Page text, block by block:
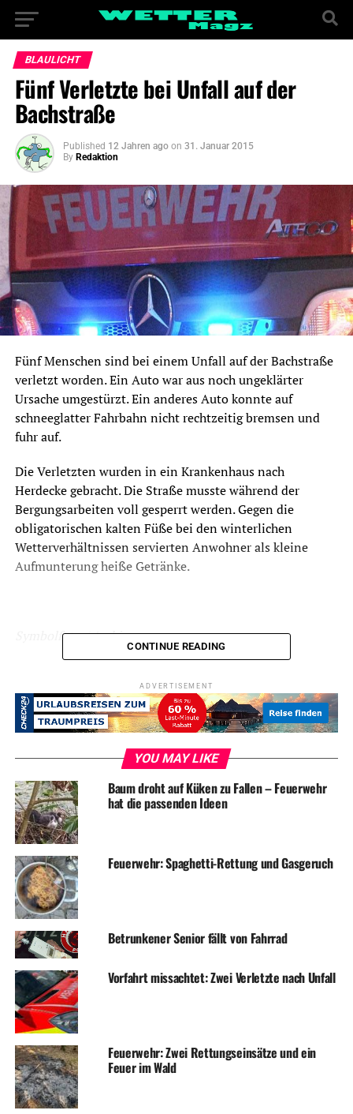
BLAULICHT
Fünf Verletzte bei Unfall auf der
Bachstraße
Published 12 Jahren ago on 31. Januar 2015
By Redaktion
Fünf Menschen sind bei einem Unfall auf der Bachstraße
verletzt worden. Ein Auto war aus noch ungeklärter
Ursache umgestürzt. Ein anderes Auto konnte auf
schneeglatter Fahrbahn nicht rechtzeitig bremsen und
fuhr auf.
Die Verletzten wurden in ein Krankenhaus nach
Herdecke gebracht. Die Straße musste während der
Bergungsarbeiten voll gesperrt werden. Gegen die
obligatorischen kalten Füße bei den winterlichen
Wetterverhältnissen servierten Anwohner als kleine
Aufmunterung heiße Getränke.
Symbolfoto / Archiv
ADVERTISEMENT
Störung bei Unitymedia legt Internet und Telefon lahm
DON'T MISS
Chefredakteur gefeuert – „Radio EN“ plant Neuanfang
CONTINUE READING
ADVERTISEMENT
YOU MAY LIKE
Baum droht auf Küken zu Fallen – Feuerwehr
hat die passenden Ideen
Feuerwehr: Spaghetti-Rettung und Gasgeruch
Betrunkener Senior fällt von Fahrrad
Vorfahrt missachtet: Zwei Verletzte nach Unfall
Feuerwehr: Zwei Rettungseinsätze und ein
Feuer im Wald